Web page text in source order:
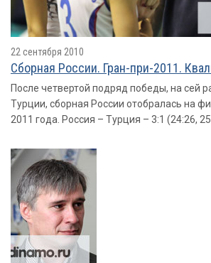
22 сентября 2010
Сборная России. Гран-при-2011.
После четвертой подряд победы, на сей
Турции, сборная России отобралась на
2011 года. Россия – Турция – 3:1 (24:26,